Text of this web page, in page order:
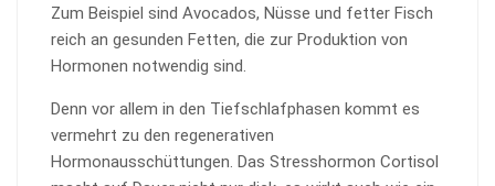
Zum Beispiel sind Avocados, Nüsse und fetter Fisch
reich an gesunden Fetten, die zur Produktion von
Hormonen notwendig sind.
Denn vor allem in den Tiefschlafphasen kommt es
vermehrt zu den regenerativen
Hormonausschüttungen. Das Stresshormon Cortisol